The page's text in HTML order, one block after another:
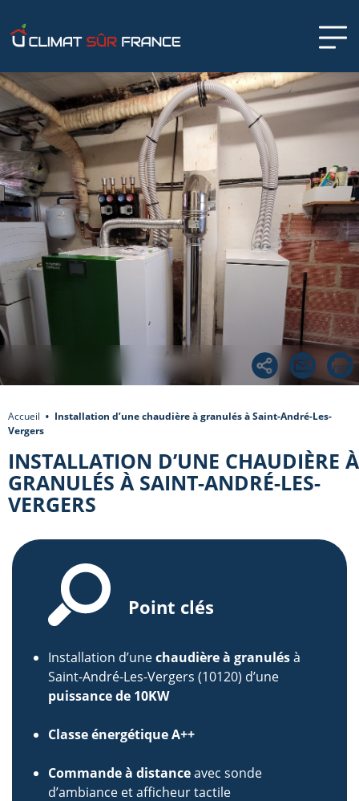
Accueil
Installation d’une chaudière à granulés à Saint-André-Les-
Vergers
INSTALLATION D’UNE CHAUDIÈRE À
GRANULÉS À SAINT-ANDRÉ-LES-
VERGERS
Point clés
Installation d’unechaudière à granulésà
Saint-André-Les-Vergers (10120) d’une
puissance de 10KW
Classe énergétique A++
Commande à distanceavec sonde
d’ambiance et afficheur tactile